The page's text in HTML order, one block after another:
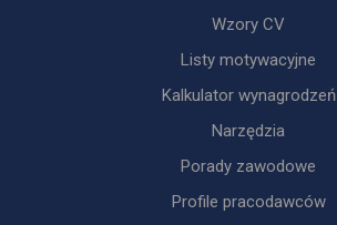
Wzory CV
Listy motywacyjne
Kalkulator wynagrodzeń
Narzędzia
Porady zawodowe
Profile pracodawców